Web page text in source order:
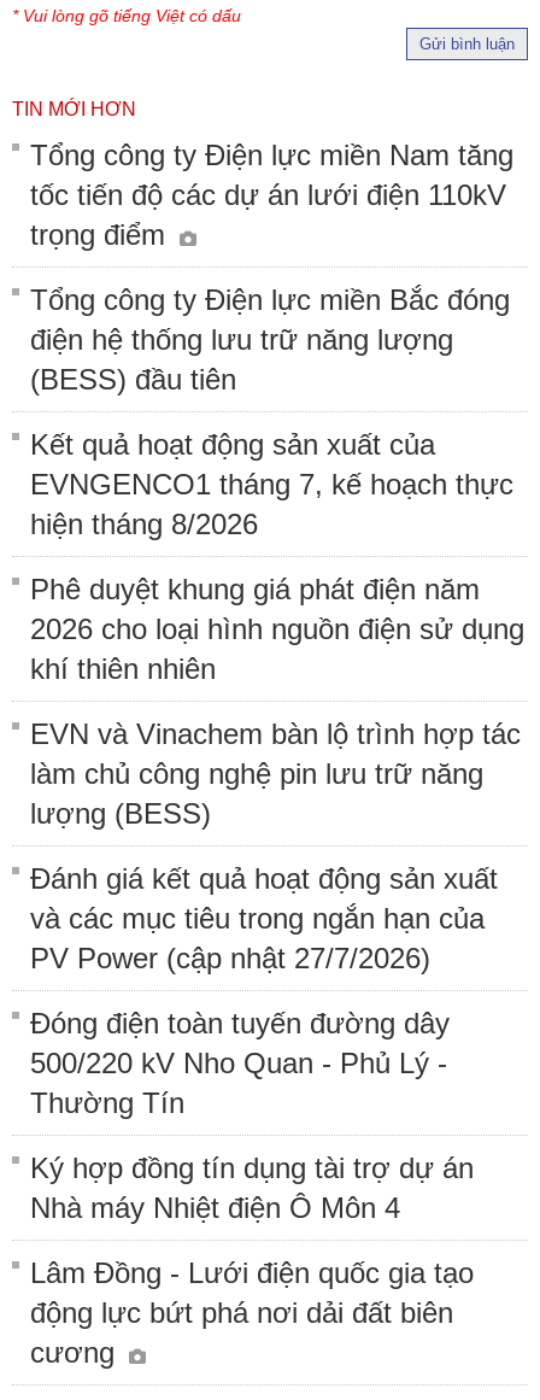
* Vui lòng gõ tiếng Việt có dấu
Gửi bình luận
TIN MỚI HƠN
Tổng công ty Điện lực miền Nam tăng
tốc tiến độ các dự án lưới điện 110kV
trọng điểm
Tổng công ty Điện lực miền Bắc đóng
điện hệ thống lưu trữ năng lượng
(BESS) đầu tiên
Kết quả hoạt động sản xuất của
EVNGENCO1 tháng 7, kế hoạch thực
hiện tháng 8/2026
Phê duyệt khung giá phát điện năm
2026 cho loại hình nguồn điện sử dụng
khí thiên nhiên
EVN và Vinachem bàn lộ trình hợp tác
làm chủ công nghệ pin lưu trữ năng
lượng (BESS)
Đánh giá kết quả hoạt động sản xuất
và các mục tiêu trong ngắn hạn của
PV Power (cập nhật 27/7/2026)
Đóng điện toàn tuyến đường dây
500/220 kV Nho Quan - Phủ Lý -
Thường Tín
Ký hợp đồng tín dụng tài trợ dự án
Nhà máy Nhiệt điện Ô Môn 4
Lâm Đồng - Lưới điện quốc gia tạo
động lực bứt phá nơi dải đất biên
cương